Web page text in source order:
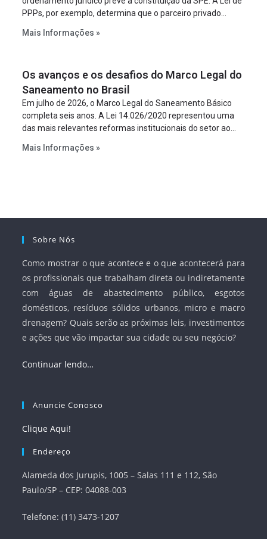
PPPs, por exemplo, determina que o parceiro privado
empreendimento. Ou seja, a suposta “fraude à licitação” é
projeto a projeto.
Mais Informações »
Os avanços e os desafios do Marco Legal do
Saneamento no Brasil
Em julho de 2026, o Marco Legal do Saneamento Básico
completa seis anos. A Lei 14.026/2020 representou uma
das mais relevantes reformas institucionais do setor ao
serviços, ampliar a participação da iniciativa privada,
Mais Informações »
Sobre Nós
Como mostrar o que acontece e o que acontecerá para
os profissionais que trabalham direta ou indiretamente
com águas de abastecimento público, esgotos
domésticos, resíduos sólidos urbanos, micro e macro
drenagem? Quais serão as próximas leis, investimentos
e ações que vão impactar sua cidade ou seu negócio?
Continuar lendo…
Anuncie Conosco
Clique Aqui!
Endereço
Alameda dos Jurupis, 1005 – Salas 111 e 112, São
Paulo/SP – CEP: 04088-003
Telefone: (11) 3473-1207